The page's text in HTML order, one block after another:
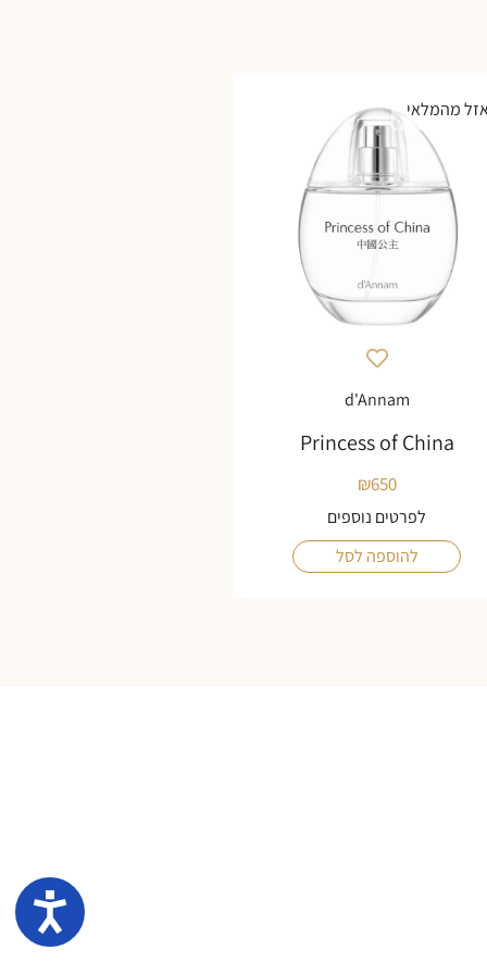
מהמלאי
d'Annam
Princess of China
₪650
לפרטים נוספים
להוספה לסל